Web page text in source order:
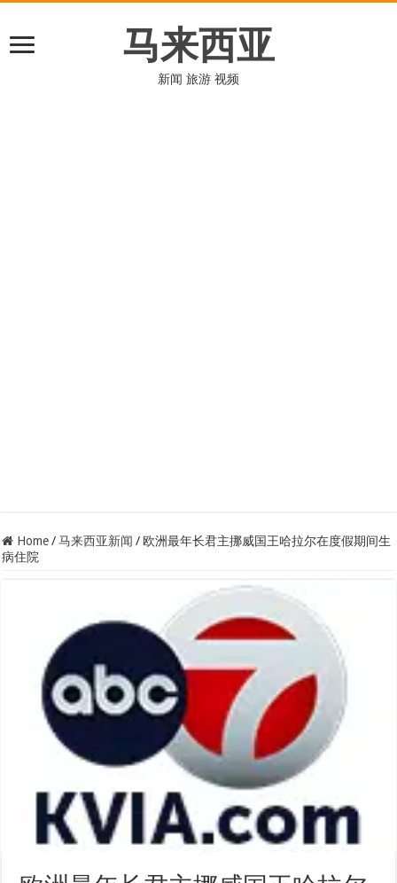
马来西亚
新闻 旅游 视频
Home / 马来西亚新闻 / 欧洲最年长君主挪威国王哈拉尔在度假期间生
病住院